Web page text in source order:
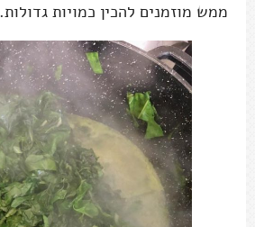
ממש מוזמנים להכין כמויות גדולות.